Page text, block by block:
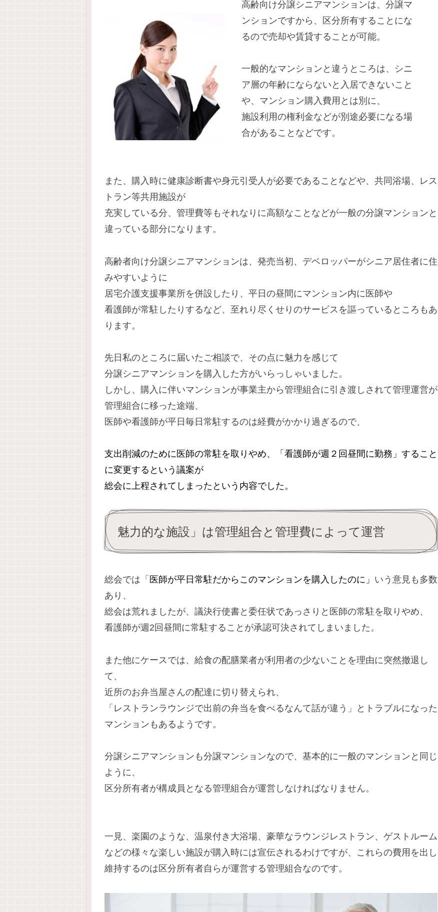
高齢向け分譲シニアマンションは、分譲マ
ンションですから、区分所有することにな
るので売却や賃貸することが可能。
一般的なマンションと違うところは、シニ
ア層の年齢にならないと入居できないこと
や、マンション購入費用とは別に、
施設利用の権利金などが別途必要になる場
合があることなどです。
また、購入時に健康診断書や身元引受人が必要であることなどや、共同浴場、レス
トラン等共用施設が
充実している分、管理費等もそれなりに高額なことなどが一般の分譲マンションと
違っている部分になります。
高齢者向け分譲シニアマンションは、発売当初、デベロッパーがシニア居住者に住
みやすいように
居宅介護支援事業所を併設したり、平日の昼間にマンション内に医師や
看護師が常駐したりするなど、至れり尽くせりのサービスを謳っているところもあ
ります。
先日私のところに届いたご相談で、その点に魅力を感じて
分譲シニアマンションを購入した方がいらっしゃいました。
しかし、購入に伴いマンションが事業主から管理組合に引き渡しされて管理運営が
管理組合に移った途端、
医師や看護師が平日毎日常駐するのは経費がかかり過ぎるので、
支出削減のために医師の常駐を取りやめ、「看護師が週２回昼間に勤務」すること
に変更するという議案が
総会に上程されてしまったという内容でした。
魅力的な施設」は管理組合と管理費によって運営
総会では 「 医師が平日常駐だからこのマンションを購入したのに」 いう意見も多数
あり、
総会は荒れましたが、議決行使書と委任状であっさりと医師の常駐を取りやめ、
看護師が週2回昼間に常駐することが承認可決されてしまいました。
また他にケースでは、給食の配膳業者が利用者の少ないことを理由に突然撤退し
て、
近所のお弁当屋さんの配達に切り替えられ、
「レストランラウンジで出前の弁当を食べるなんて話が違う」とトラブルになった
マンションもあるようです。
分譲シニアマンションも分譲マンションなので、基本的に一般のマンションと同じ
ように、
区分所有者が構成員となる管理組合が運営しなければなりません。
一見、楽園のような、温泉付き大浴場、豪華なラウンジレストラン、ゲストルーム
などの様々な楽しい施設が購入時には宣伝されるわけですが、これらの費用を出し
維持するのは区分所有者自らが運営する管理組合なのです。